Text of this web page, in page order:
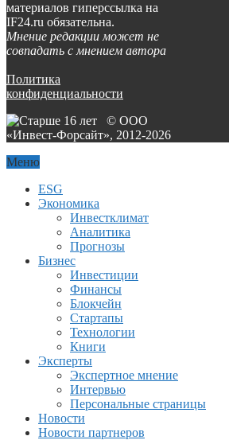
материалов гиперссылка на
IF24.ru обязательна.
Мнение редакции может не
совпадать с мнением автора
Политика
конфиденциальности
© ООО
«Инвест-Форсайт», 2012-2026
Меню
ESG
Экономика
Инвестклимат
Аналитика
Прогнозы
Бизнес
Инвестиции
Финансы
Блокчейн
Стартапы
Технологии
Книги
Эксперты
Экспертное мнение
Интервью
Персональные страницы
Новости
Новости партнеров